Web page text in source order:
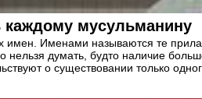
мусульманину
Именами называются те
думать, будто наличие
о существовании только